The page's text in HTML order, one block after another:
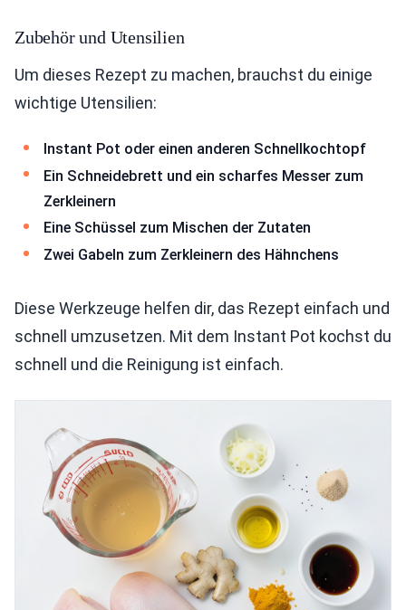
Zubehör und Utensilien
Um dieses Rezept zu machen, brauchst du einige
wichtige Utensilien:
Instant Pot oder einen anderen Schnellkochtopf
Ein Schneidebrett und ein scharfes Messer zum
Zerkleinern
Eine Schüssel zum Mischen der Zutaten
Zwei Gabeln zum Zerkleinern des Hähnchens
Diese Werkzeuge helfen dir, das Rezept einfach und
schnell umzusetzen. Mit dem Instant Pot kochst du
schnell und die Reinigung ist einfach.